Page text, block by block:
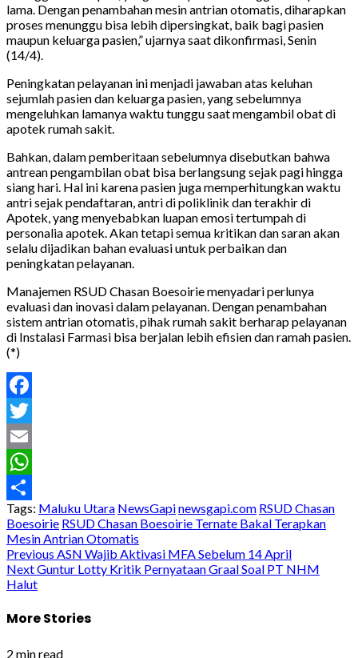
lama. Dengan penambahan mesin antrian otomatis, diharapkan
proses menunggu bisa lebih dipersingkat, baik bagi pasien
maupun keluarga pasien,” ujarnya saat dikonfirmasi, Senin
(14/4).
Peningkatan pelayanan ini menjadi jawaban atas keluhan
sejumlah pasien dan keluarga pasien, yang sebelumnya
mengeluhkan lamanya waktu tunggu saat mengambil obat di
apotek rumah sakit.
Bahkan, dalam pemberitaan sebelumnya disebutkan bahwa
antrean pengambilan obat bisa berlangsung sejak pagi hingga
siang hari. Hal ini karena pasien juga memperhitungkan waktu
antri sejak pendaftaran, antri di poliklinik dan terakhir di
Apotek, yang menyebabkan luapan emosi tertumpah di
personalia apotek. Akan tetapi semua kritikan dan saran akan
selalu dijadikan bahan evaluasi untuk perbaikan dan
peningkatan pelayanan.
Manajemen RSUD Chasan Boesoirie menyadari perlunya
evaluasi dan inovasi dalam pelayanan. Dengan penambahan
sistem antrian otomatis, pihak rumah sakit berharap pelayanan
di Instalasi Farmasi bisa berjalan lebih efisien dan ramah pasien.
(*)
Facebook
Twitter
Email
WhatsApp
Share
Tags: Maluku Utara NewsGapinewsgapi.com RSUD Chasan
Boesoirie RSUD Chasan Boesoirie Ternate Bakal Terapkan
Mesin Antrian Otomatis
Post
navigation
Previous ASN Wajib Aktivasi MFA Sebelum 14 April
NextGuntur Lotty Kritik Pernyataan Graal Soal PT NHM
Halut
More Stories
2 min read